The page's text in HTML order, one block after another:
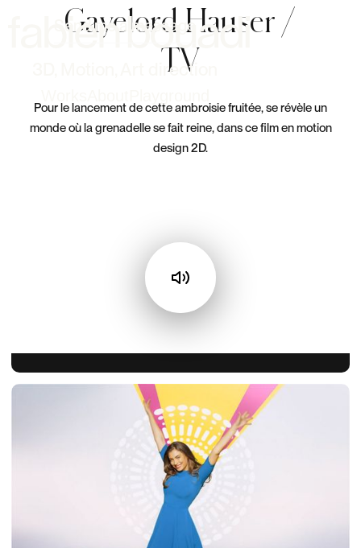
3D, Motion, Art direction
Send me a message
Gayelord Hauser /
TV
Pour le lancement de cette ambroisie fruitée, se révèle un
monde où la grenadelle se fait reine, dans ce film en motion
design 2D.